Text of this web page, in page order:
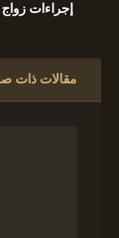
إجراءات
مقالات ذات